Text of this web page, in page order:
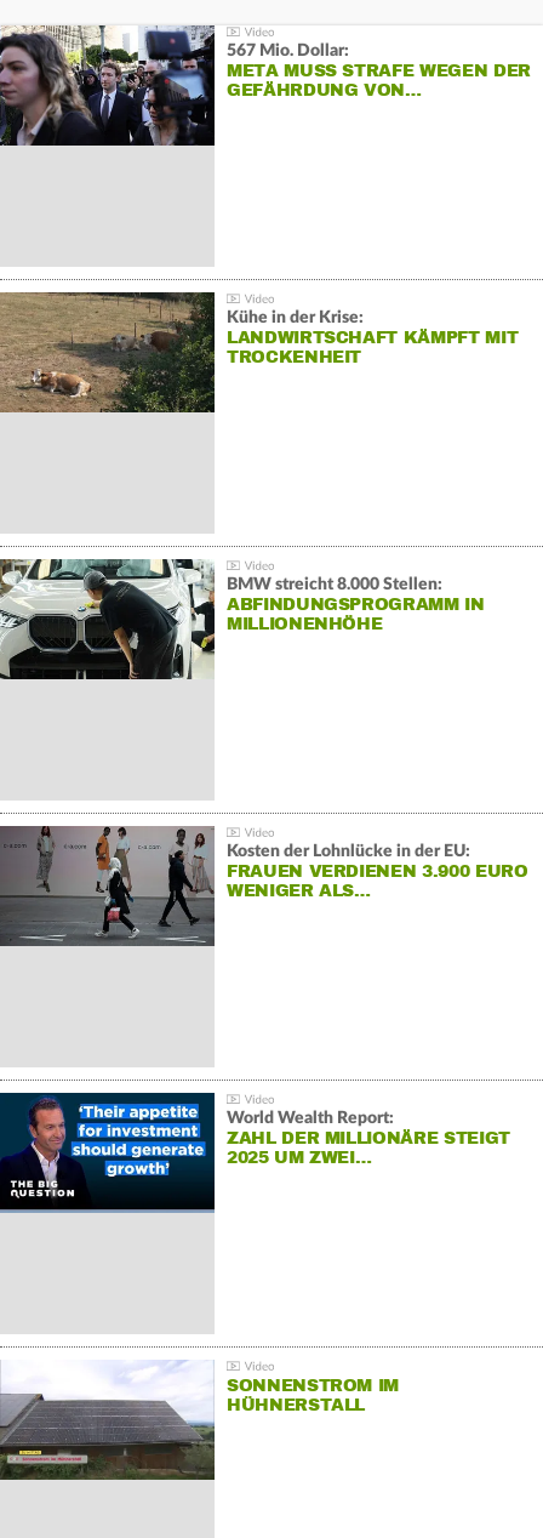
567 Mio. Dollar:
META MUSS STRAFE WEGEN DER
GEFÄHRDUNG VON…
Kühe in der Krise:
LANDWIRTSCHAFT KÄMPFT MIT
TROCKENHEIT
BMW streicht 8.000 Stellen:
ABFINDUNGSPROGRAMM IN
MILLIONENHÖHE
Kosten der Lohnlücke in der EU:
FRAUEN VERDIENEN 3.900 EURO
WENIGER ALS…
World Wealth Report:
ZAHL DER MILLIONÄRE STEIGT
2025 UM ZWEI…
SONNENSTROM IM
HÜHNERSTALL